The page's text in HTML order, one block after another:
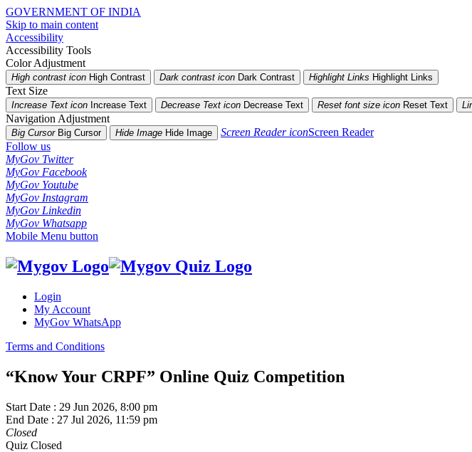
GOVERNMENT OF INDIA
Skip to main content
Accessibility
Accessibility Tools
Color Adjustment
High contrast icon High Contrast Dark contrast icon Dark Contrast Highlight Links Highlight Links
Text Size
Increase Text icon Increase Text Decrease Text icon Decrease Text Reset font size icon Reset Text
Navigation Adjustment
Big CursorBig Cursor Hide Image Hide Image Screen Reader iconScreen Reader
Follow us
MyGov Twitter
MyGov Facebook
MyGov Youtube
MyGov Instagram
MyGov Linkedin
MyGov Whatsapp
Mobile Menu button
Login
My Account
MyGov WhatsApp
Terms and Conditions
“Know Your CRPF” Online Quiz Competition
Start Date : 29 Jun 2026, 8:00 pm
End Date : 27 Jul 2026, 11:59 pm
Closed
Quiz Closed